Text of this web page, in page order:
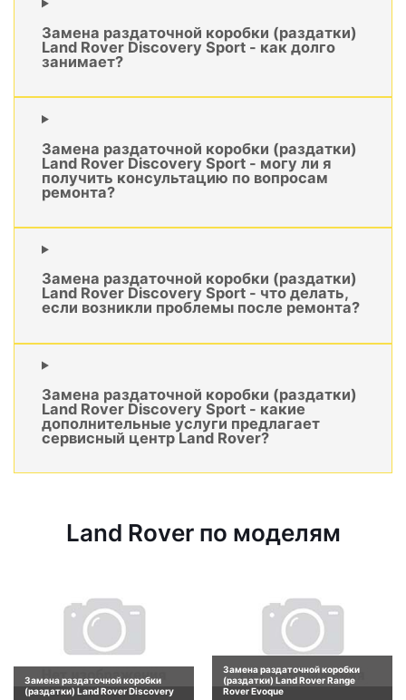
Замена раздаточной коробки (раздатки)
Land Rover Discovery Sport - как долго
занимает?
Замена раздаточной коробки (раздатки)
Land Rover Discovery Sport - могу ли я
получить консультацию по вопросам
ремонта?
Замена раздаточной коробки (раздатки)
Land Rover Discovery Sport - что делать,
если возникли проблемы после ремонта?
Замена раздаточной коробки (раздатки)
Land Rover Discovery Sport - какие
дополнительные услуги предлагает
сервисный центр Land Rover?
Land Rover по моделям
Замена раздаточной коробки
(раздатки) Land Rover Discovery
Замена раздаточной коробки
(раздатки) Land Rover Range
Rover Evoque